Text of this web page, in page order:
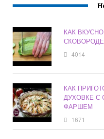
КАК
4014
КАК
ДУХОВКЕ
ФАРШЕМ
1671